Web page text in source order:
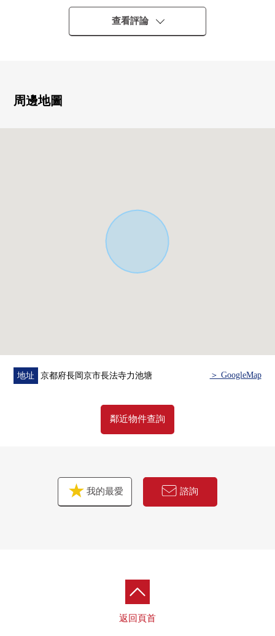
○幹凈的&時實現短o的食器洗淨乾燥機
○不在意氣候、時間，可以使用的浴室暖氣烘乾機
○2個地方支持舒適的生活的廁所
查看評論
周邊地圖
地址 京都府長岡京市長法寺力池塘 ＞ GoogleMap
鄰近物件查詢
我的最愛 諮詢
返回頁首